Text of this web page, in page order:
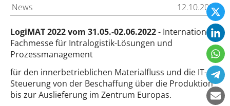
News 12.10.2021
LogiMAT 2022 vom 31.05.-02.06.2022- Internationale
Fachmesse für Intralogistik-Lösungen und
Prozessmanagement
für den innerbetrieblichen Materialfluss und die IT-
Steuerung von der Beschaffung über die Produktion
bis zur Auslieferung im Zentrum Europas.